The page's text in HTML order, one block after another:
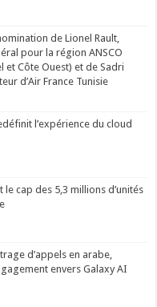
de Lionel Rault,
pour la région ANSCO
et Côte Ouest) et de Sadri
d’Air France Tunisie
l’expérience du cloud
cap des 5,3 millions d’unités
d’appels en arabe,
envers Galaxy AI